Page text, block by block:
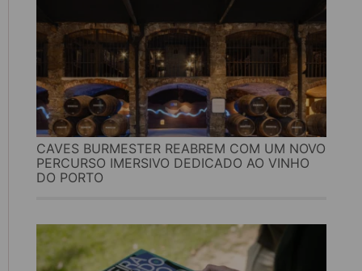
CAVES BURMESTER REABREM COM UM NOVO
PERCURSO IMERSIVO DEDICADO AO VINHO
DO PORTO